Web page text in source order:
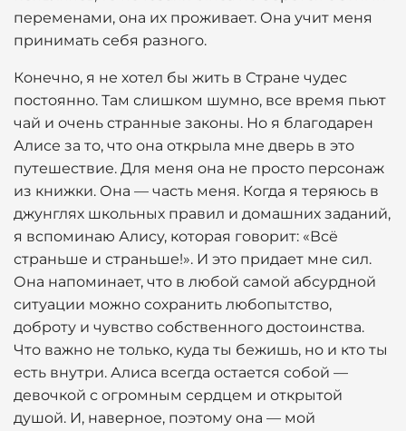
переменами, она их проживает. Она учит меня
принимать себя разного.
Конечно, я не хотел бы жить в Стране чудес
постоянно. Там слишком шумно, все время пьют
чай и очень странные законы. Но я благодарен
Алисе за то, что она открыла мне дверь в это
путешествие. Для меня она не просто персонаж
из книжки. Она — часть меня. Когда я теряюсь в
джунглях школьных правил и домашних заданий,
я вспоминаю Алису, которая говорит: «Всё
страньше и страньше!». И это придает мне сил.
Она напоминает, что в любой самой абсурдной
ситуации можно сохранить любопытство,
доброту и чувство собственного достоинства.
Что важно не только, куда ты бежишь, но и кто ты
есть внутри. Алиса всегда остается собой —
девочкой с огромным сердцем и открытой
душой. И, наверное, поэтому она — мой